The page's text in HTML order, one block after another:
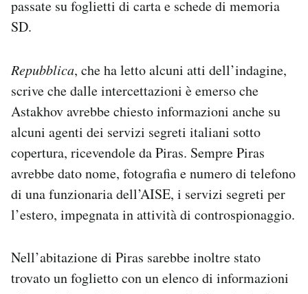
passate su foglietti di carta e schede di memoria
SD.
Repubblica, che ha letto alcuni atti dell’indagine,
scrive che dalle intercettazioni è emerso che
Astakhov avrebbe chiesto informazioni anche su
alcuni agenti dei servizi segreti italiani sotto
copertura, ricevendole da Piras. Sempre Piras
avrebbe dato nome, fotografia e numero di telefono
di una funzionaria dell’AISE, i servizi segreti per
l’estero, impegnata in attività di controspionaggio.
Nell’abitazione di Piras sarebbe inoltre stato
trovato un foglietto con un elenco di informazioni